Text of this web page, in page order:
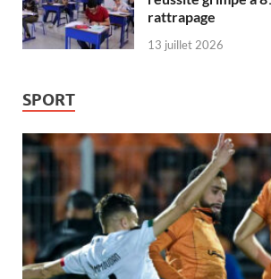
rattrapage
13 juillet 2026
SPORT